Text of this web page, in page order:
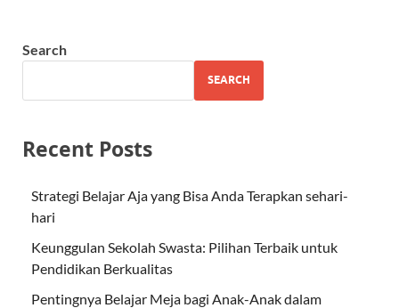
Search
SEARCH
Recent Posts
Strategi Belajar Aja yang Bisa Anda Terapkan sehari-
hari
Keunggulan Sekolah Swasta: Pilihan Terbaik untuk
Pendidikan Berkualitas
Pentingnya Belajar Meja bagi Anak-Anak dalam